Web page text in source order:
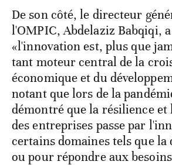
De son côté, le directeur
l'OMPIC, Abdelaziz Babqiqi,
«l'innovation est, plus que
tant moteur central de la
économique et du
notant que lors de la
démontré que la résilience et
des entreprises passe par
certains domaines tels que
ou pour répondre aux